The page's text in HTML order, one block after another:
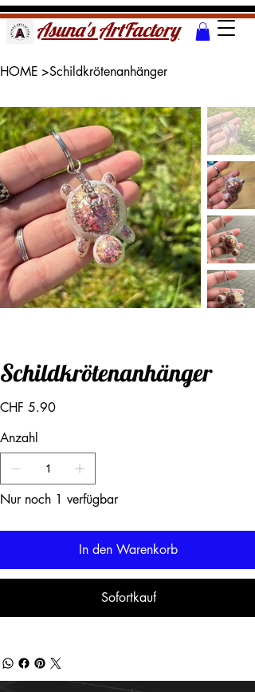
Asuna's ArtFactory
HOME >Schildkrötenanhänger
Schildkrötenanhänger
Preis
CHF 5.90
Anzahl
Nur noch 1 verfügbar
In den Warenkorb
Sofortkauf